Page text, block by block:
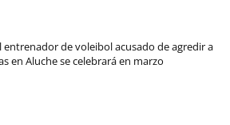
entrenador de voleibol acusado de agredir a
en Aluche se celebrará en marzo